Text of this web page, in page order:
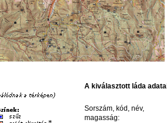
A kiválasztott láda
Sorszám, kód, név,
magasság: